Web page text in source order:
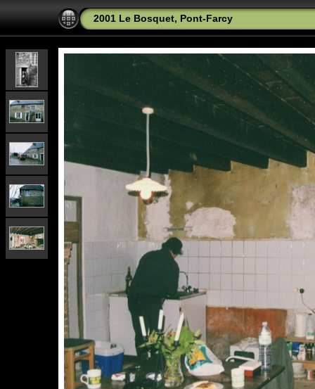
2001 Le Bosquet, Pont-Farcy